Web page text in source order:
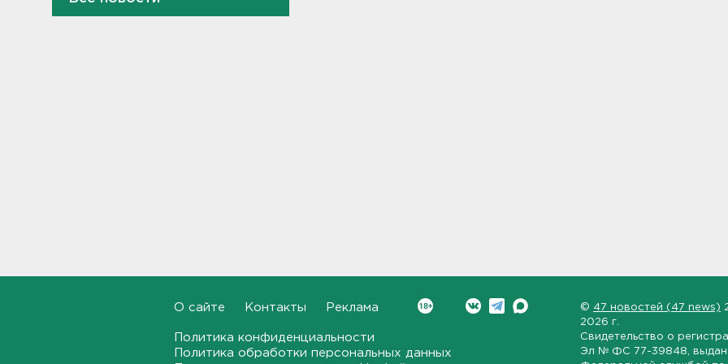
Бывшего директора Popcorn
О сайте Контакты Реклама
Политика конфиденциальности
Политика обработки персональных данных
© 47 новостей (47 news)
2026 г.
Свидетельство о
Эл № ФС 77-39848 ,